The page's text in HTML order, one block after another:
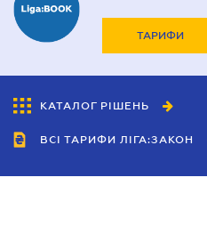
ТАРИФИ
КАТАЛОГ РІШЕНЬ
ВСІ ТАРИФИ ЛІГА:ЗАКОН